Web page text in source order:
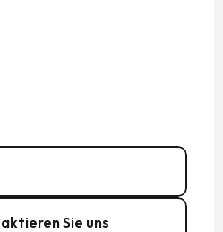
Sie uns